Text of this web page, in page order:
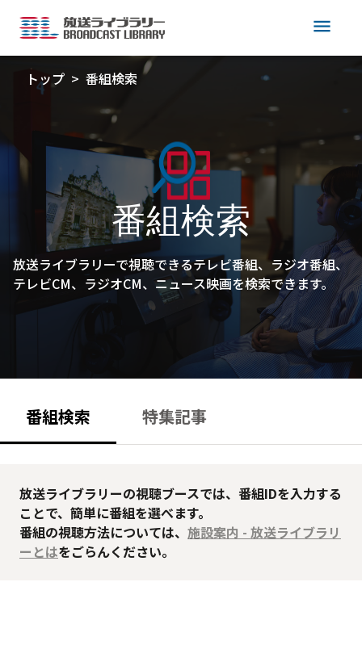
menu
トップ 番組検索
番組検索
放送ライブラリーで視聴できるテレビ番組、ラジオ番組、
テレビCM、ラジオCM、ニュース映画を検索できます。
番組検索 特集記事
放送ライブラリーの視聴ブースでは、番組IDを入力する
ことで、簡単に番組を選べます。
番組の視聴方法については、 施設案内 - 放送ライブラリ
ーとはをごらんください。